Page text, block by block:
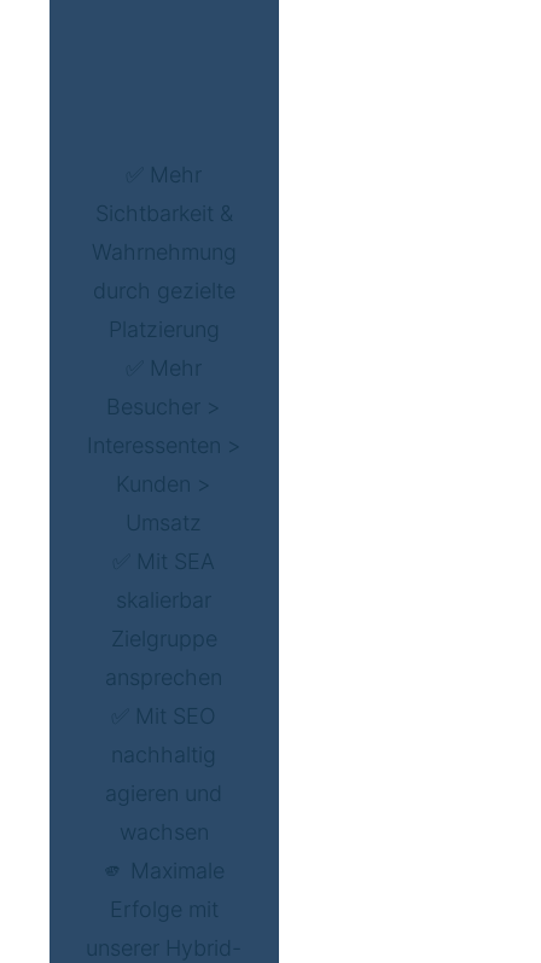
✅ Mehr
Sichtbarkeit &
Wahrnehmung
durch gezielte
Platzierung
✅ Mehr
Besucher >
Interessenten >
Kunden >
Umsatz
✅ Mit SEA
skalierbar
Zielgruppe
ansprechen
✅ Mit SEO
nachhaltig
agieren und
wachsen
🫵 Maximale
Erfolge mit
unserer Hybrid-